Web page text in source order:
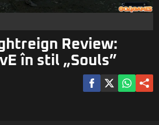
Review:
în stil „Souls”